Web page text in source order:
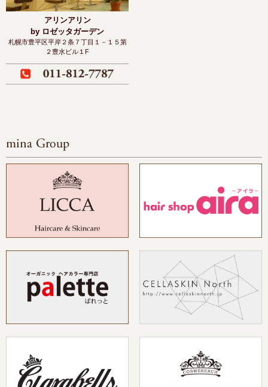
アリンアリン
by ロゼッタガーデン
札幌市豊平区平岸２条７丁目１－１５第
２豊水ビル１F